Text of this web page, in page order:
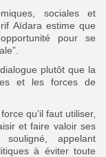
sociales et
Aïdara estime que
pour se
plutôt que la
et les forces de
qu’il faut utiliser,
et faire valoir ses
appelant
à éviter toute